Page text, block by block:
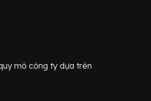
mô công ty dựa trên